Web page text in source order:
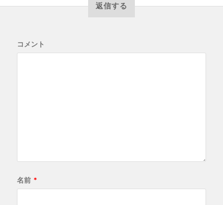
返信する
コメント
名前 *